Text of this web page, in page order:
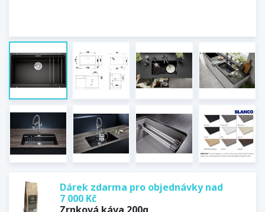
Dárek zdarma pro objednávky nad
7 000 Kč